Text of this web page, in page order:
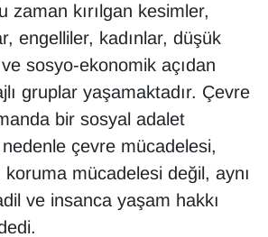
zaman kırılgan kesimler,
engelliler, kadınlar, düşük
sosyo-ekonomik açıdan
gruplar yaşamaktadır. Çevre
bir sosyal adalet
çevre mücadelesi,
koruma mücadelesi değil, aynı
ve insanca yaşam hakkı